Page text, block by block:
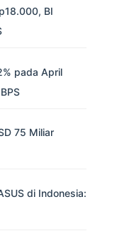
BI
pada April
75 Miliar
di Indonesia: